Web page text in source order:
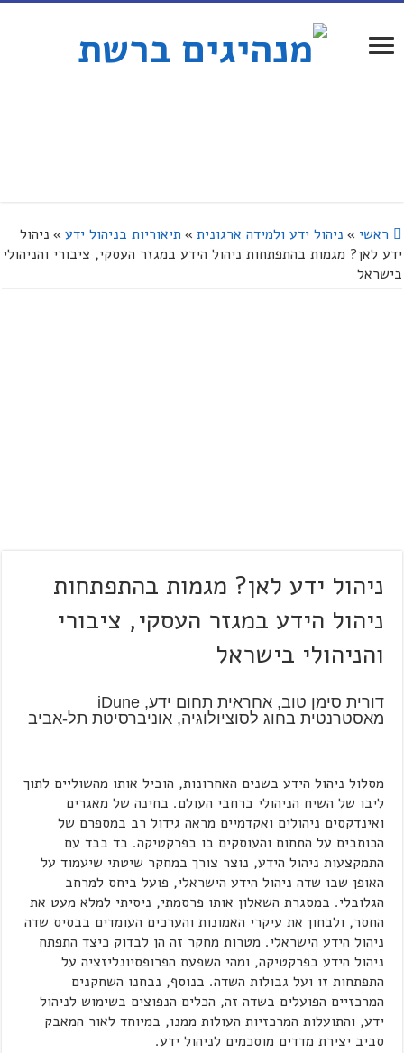
ראשי » ניהול ידע ולמידה ארגונית » תיאוריות בניהול ידע » ניהול
ידע לאן? מגמות בהתפתחות ניהול הידע במגזר העסקי, ציבורי והניהולי
בישראל
ניהול ידע לאן? מגמות בהתפתחות
ניהול הידע במגזר העסקי, ציבורי
והניהולי בישראל
דורית סימן טוב, אחראית תחום ידע, iDune
מאסטרנטית בחוג לסוציולוגיה, אוניברסיטת תל-אביב
מסלול ניהול הידע בשנים האחרונות, הוביל אותו מהשוליים לתוך
ליבו של השיח הניהולי ברחבי העולם. בחינה של מאגרים
ואינדקסים ניהולים ואקדמיים מראה גידול רב במספרם של
הכותבים על התחום והעוסקים בו בפרקטיקה. בד בבד עם
התמקצעות ניהול הידע, נוצר צורך במחקר שיטתי שיעמוד על
האופן שבו שדה ניהול הידע הישראלי, פועל ביחס למרחב
הגלובלי. במסגרת השאלון אותו פרסמתי, ניסיתי למלא מעט את
החסר, ולבחון את עיקרי האמונות והערכים העומדים בבסיס שדה
ניהול הידע הישראלי. מטרות מחקר זה הן לבדוק כיצד התפתח
ניהול הידע בפרקטיקה, ומהי השפעת הפרופסיונליזציה על
התפתחות זו ועל גבולות השדה. בנוסף, נבחנו השחקנים
המרכזיים הפועלים בשדה זה, הכלים הנפוצים בשימוש לניהול
ידע, והתועלות המרכזיות העולות ממנו, במיוחד לאור המאבק
סביב יצירת מדדים מוסכמים לניהול ידע.